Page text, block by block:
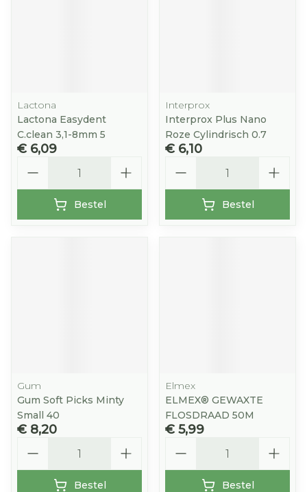
Lactona
Lactona Easydent
C.clean 3,1-8mm 5
€ 6,09
Bestel
Interprox
Interprox Plus Nano
Roze Cylindrisch 0.7
€ 6,10
Bestel
Gum
Gum Soft Picks Minty
Small 40
€ 8,20
Bestel
Elmex
ELMEX® GEWAXTE
FLOSDRAAD 50M
€ 5,99
Bestel